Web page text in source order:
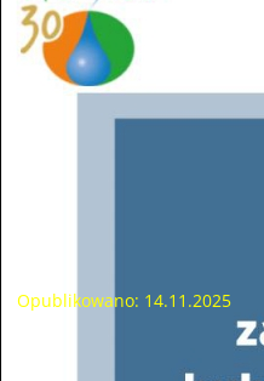
Pożarnej w Ciszycy”, które
formie dotacji do 500.000,00
Podpisanie umowy na
energetyczna budynku
Opublikowano: 14.11.2025
W dniu 14 listopada 2025
Funduszu Ochrony